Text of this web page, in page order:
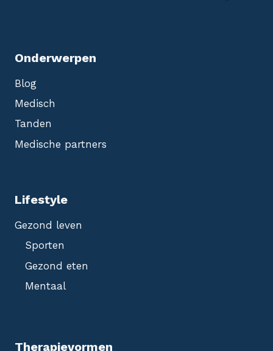
Onderwerpen
Blog
Medisch
Tanden
Medische partners
Lifestyle
Gezond leven
Sporten
Gezond eten
Mentaal
Therapievormen